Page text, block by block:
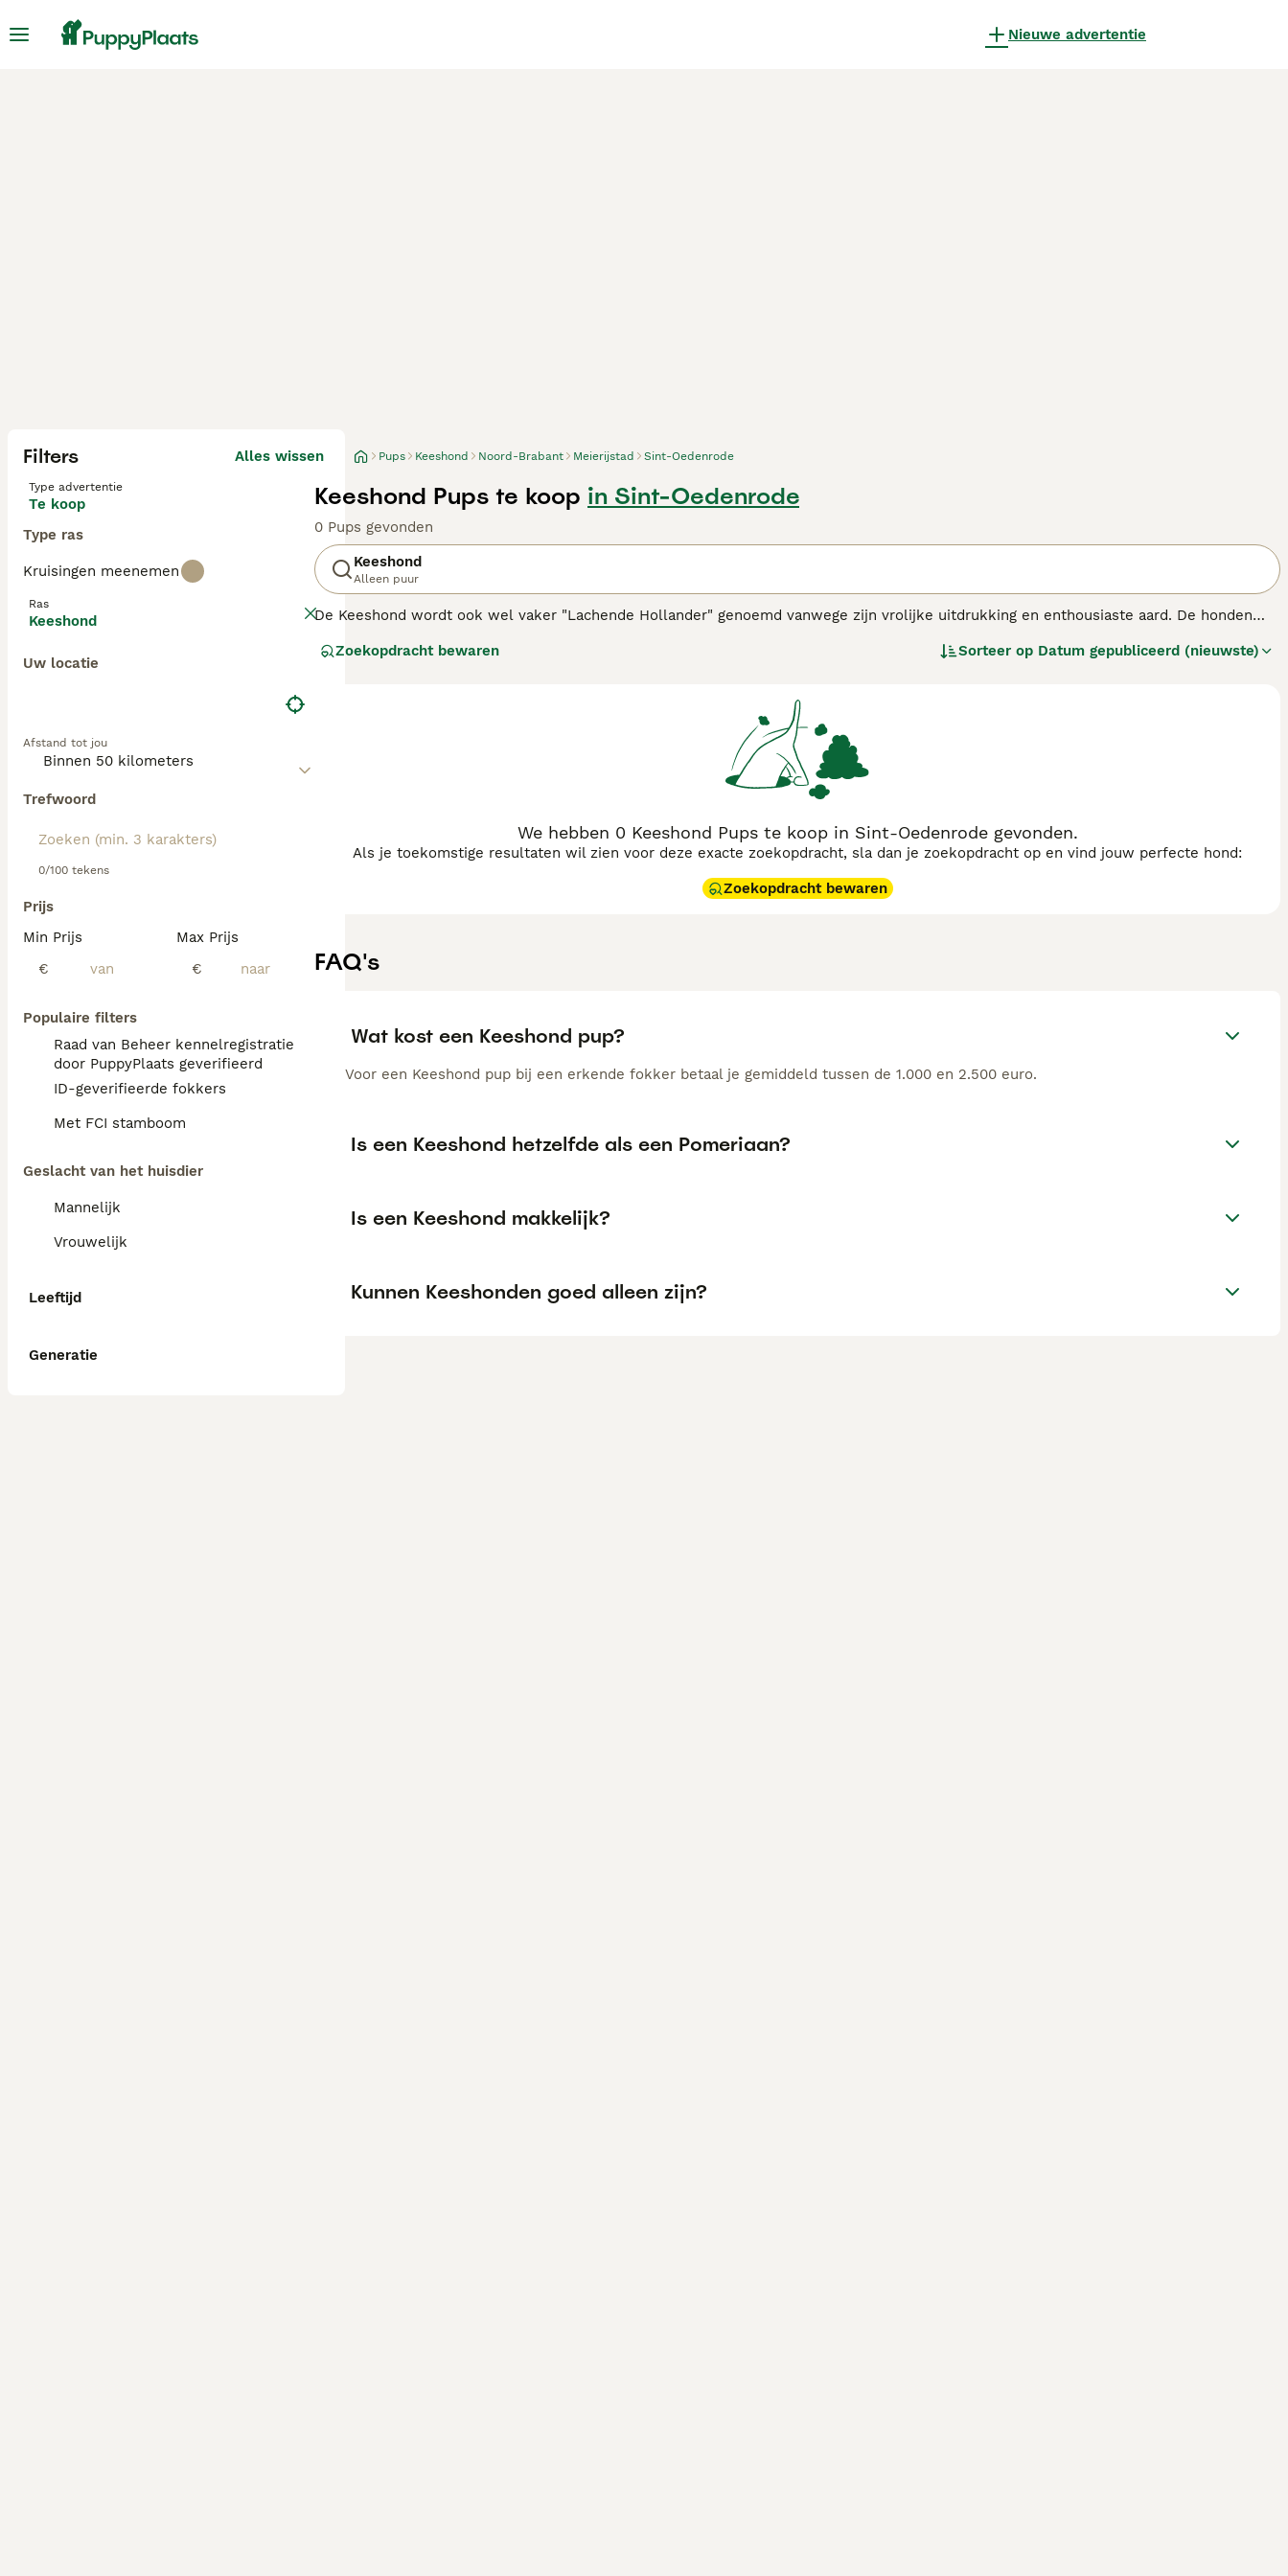
Nieuwe advertentie
Filters Alles wissen
Type advertentie
Te koop
Type ras
Kruisingen meenemen
Ras
Keeshond
Uw locatie
Afstand tot jou
Trefwoord
0/100 tekens
Prijs
Min Prijs
€
Max Prijs
€
Populaire filters
Raad van Beheer kennelregistratie
door PuppyPlaats geverifieerd
ID-geverifieerde fokkers
Met FCI stamboom
Geslacht van het huisdier
Mannelijk
Vrouwelijk
Leeftijd
Generatie
Pups Keeshond Noord-Brabant Meierijstad Sint-Oedenrode
Keeshond Pups te koop in Sint-Oedenrode
0 Pups gevonden
Keeshond
Alleen puur
De Keeshond wordt ook wel vaker "Lachende Hollander" genoemd vanwege zijn vrolijke uitdrukking en enthousiaste aard. De honden
verschijning en een weelderige, dichte, dubbele vacht die hen een uitstekende bescherming biedt tegen alles seizoenen.
Zoekopdracht bewaren Sorteer op Datum gepubliceerd (nieuwste)
We hebben 0 Keeshond Pups te koop in Sint-Oedenrode gevonden.
Als je toekomstige resultaten wil zien voor deze exacte zoekopdracht, sla dan je zoekopdracht op en vind jouw perfecte hond:
Zoekopdracht bewaren
FAQ's
Wat kost een Keeshond pup?
Voor een Keeshond pup bij een erkende fokker betaal je gemiddeld tussen de 1.000 en 2.500 euro.
Is een Keeshond hetzelfde als een Pomeriaan?
Is een Keeshond makkelijk?
Kunnen Keeshonden goed alleen zijn?